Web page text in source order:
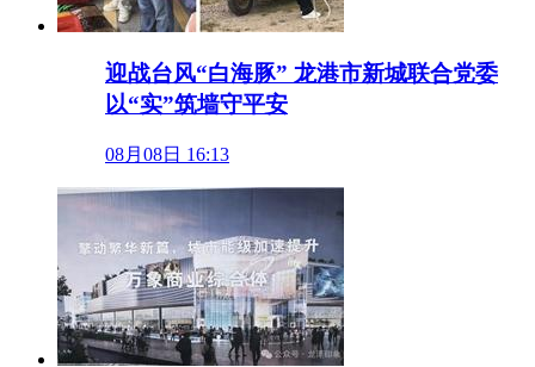
迎战台风“白海豚” 龙港市新城联合党委
以“实”筑墙守平安
08月08日 16:13